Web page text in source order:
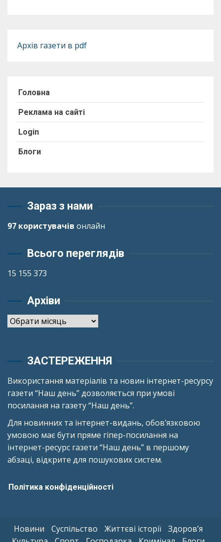
Архів газети в pdf
Головна
Реклама на сайті
Login
Блоги
Зараз з нами
97 користувачів онлайн
Всього переглядів
15 155 373
Архіви
Архіви
ЗАСТЕРЕЖЕННЯ
Використання матеріалів та новин інтернет-ресурсу
газети “Наш день” дозволяється при умові
посилання на газету “Наш день”.
Для новинних та інтернет-видань, обов’язковою
умовою має бути пряме гіпер-посилання на
інтернет-ресурс газети “Наш день” в першому
абзаці, відкрите для пошукових систем.
Політика конфіденційності
Новини Суспільство Життєві історії
Здоров’я